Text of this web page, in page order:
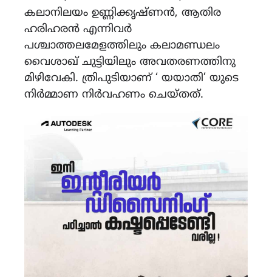
കലാനിലയം ഉണ്ണിക്കൃഷ്ണൻ, ആതിര
ഹരിഹരൻ എന്നിവർ
പശ്ചാത്തലമേളത്തിലും കലാമണ്ഡലം
വൈശാഖ് ചുട്ടിയിലും അവതരണത്തിനു
മിഴിവേകി. ത്രിപുടിയാണ് ‘ യയാതി’ യുടെ
നിർമ്മാണ നിർവഹണം ചെയ്തത്.